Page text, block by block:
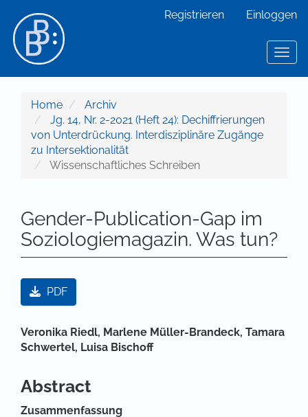
Hauptinhalt
Sidebar
Registrieren Einloggen
Home
Archiv
Jg. 14, Nr. 2-2021 (Heft 24): Dechiffrierungen
von Unterdrückung. Interdisziplinäre Zugänge
zu Intersektionalität
Wissenschaftliches Schreiben
Gender-Publication-Gap im
Soziologiemagazin. Was tun?
Artikel-Sidebar
PDF
Hauptsächlicher Artikelinhalt
Veronika Riedl, Marlene Müller-Brandeck, Tamara
Schwertel, Luisa Bischoff
Abstract
Zusammenfassung